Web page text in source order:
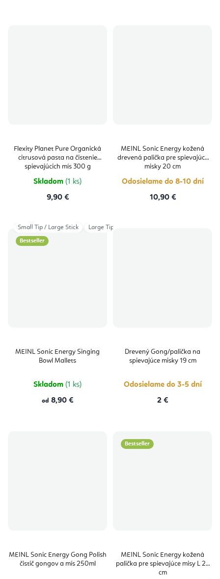
Flexity Planet Pure Organická
citrusová pasta na čistenie
spievajúcich mís 300 g
Skladom (1 ks)
9,90 €
MEINL Sonic Energy kožená
drevená palička pre spievajúce
misky 20 cm
Odosielame do 8-10 dní
10,90 €
Bestseller
MEINL Sonic Energy Singing
Bowl Mallets
Skladom (1 ks)
od 8,90 €
Small Tip / Large Stick Large Tip / Small Stick
Drevený Gong/palička na
spievajúce misky 19 cm
Odosielame do 3-5 dní
2 €
MEINL Sonic Energy Gong Polish
čistič gongov a mís 250ml
Bestseller
MEINL Sonic Energy kožená
palička pre spievajúce misy L 26
cm